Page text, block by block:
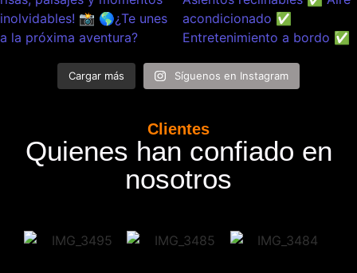
Cargar más Síguenos en Instagram
Clientes
Quienes han confiado en
nosotros